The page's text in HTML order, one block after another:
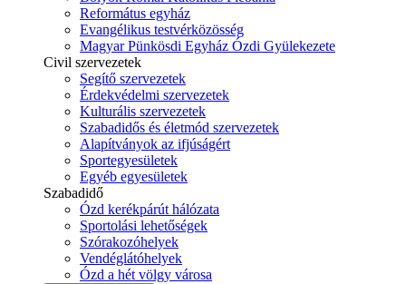
Református egyház
Evangélikus testvérközösség
Magyar Pünkösdi Egyház Ózdi Gyülekezete
Civil szervezetek
Segítő szervezetek
Érdekvédelmi szervezetek
Kulturális szervezetek
Szabadidős és életmód szervezetek
Alapítványok az ifjúságért
Sportegyesületek
Egyéb egyesületek
Szabadidő
Ózd kerékpárút hálózata
Sportolási lehetőségek
Szórakozóhelyek
Vendéglátóhelyek
Ózd a hét völgy városa